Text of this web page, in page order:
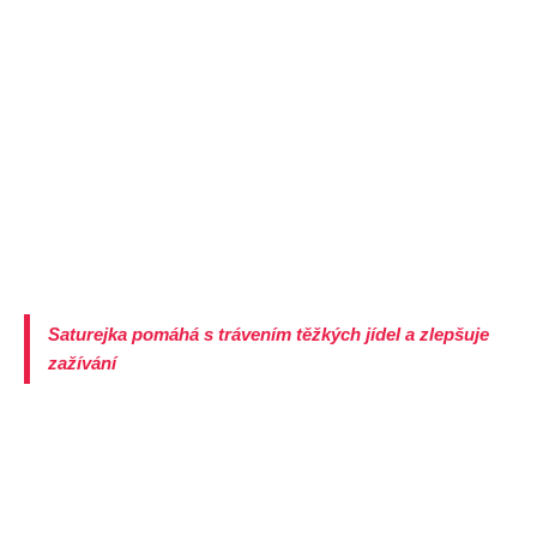
Saturejka pomáhá s trávením těžkých jídel a zlepšuje
zažívání